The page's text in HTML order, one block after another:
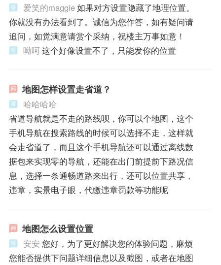
爱笑的maggie如果对方设置隐藏了地理位置。
你就没有办法看到了。诚信为您作答，如有疑问请
追问，如觉满意请赏个采纳，祝楼主万事如意！
呦呵这个好像设置不了，只能发你的位置
地图怎样设置走省道？
哈哈哈哈
省道导航就是不走的路线呗，你可以个地图，这个
手机导航在搜索路线的时候可以选择不走，这样就
会走省道了，而且这个手机导航还可以通过离线数
据包来实现零的导航，还能在出门前提前下路况信
息，选择一条通畅道路来出行，还可以位置共享，
违章，实景电子眼，代缴违章罚款等功能呢
地图怎么设置位置
安安 您好，为了更好解决您的体验问题，麻烦
您能否提供下问题详细信息以及截图，或者在地图